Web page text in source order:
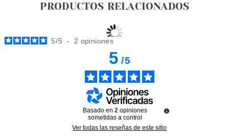
PRODUCTOS RELACIONADOS
5/5 - 2 opiniones
5/5
Basado en 2 opiniones
sometidas a control
Ver todas las reseñas de este sitio